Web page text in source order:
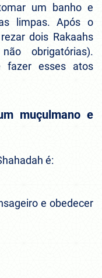
um banho e
limpas. Após o
dois Rakaahs
obrigatórias).
fazer esses atos
muçulmano e
é:
e obedecer